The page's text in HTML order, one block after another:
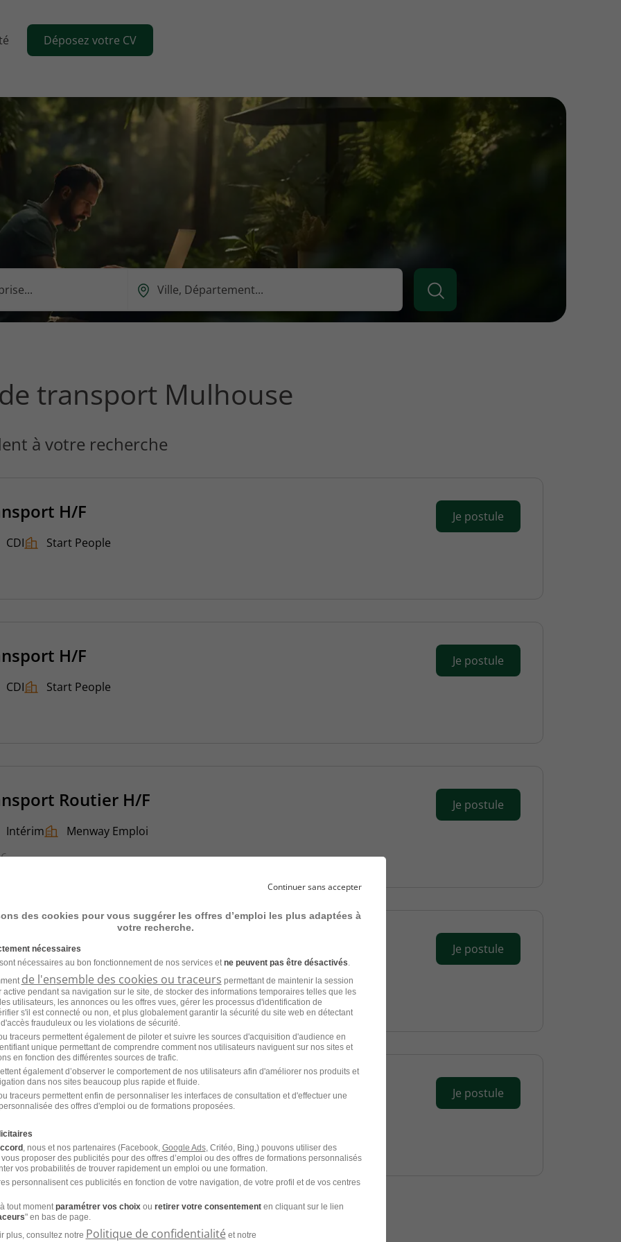
Déposez votre CV
Ou
ce
rechercher
?
transport Mulhouse
à votre recherche
H/F
CDI
Start People
Je postule
H/F
CDI
Start People
Je postule
Routier H/F
Intérim
Menway Emploi
Je postule
H/F
CDI
Manpower
Je postule
H/F
2025
Je postule
Continuer sans accepter
des cookies pour vous suggérer les offres d’emploi les plus adaptées à
votre recherche.
nécessaires
nécessaires au bon fonctionnement de nos services etne peuvent pas être désactivés.
de l'ensemble des cookies ou traceurs permettant de maintenir la session
active pendant sa navigation sur le site, de stocker des informations temporaires telles que les
utilisateurs, les annonces ou les offres vues, gérer les processus d'identification de
s'il est connecté ou non, et plus globalement garantir la sécurité du site web en détectant
d'accès frauduleux ou les violations de sécurité.
traceurs permettent également de piloter et suivre les sources d'acquisition d'audience en
unique permettant de comprendre comment nos utilisateurs naviguent sur nos sites et
en fonction des différentes sources de trafic.
également d’observer le comportement de nos utilisateurs afin d'améliorer nos produits et
dans nos sites beaucoup plus rapide et fluide.
traceurs permettent enfin de personnaliser les interfaces de consultation et d'effectuer une
des offres d'emploi ou de formations proposées.
, nous et nos partenaires (Facebook, Google Ads, Critéo, Bing,) pouvons utiliser des
proposer des publicités pour des offres d’emploi ou des offres de formations personnalisés
vos probabilités de trouver rapidement un emploi ou une formation.
personnalisent ces publicités en fonction de votre navigation, de votre profil et de vos centres
tout momentparamétrer vos choixou retirer votre consentementen cliquant sur le lien
" en bas de page.
plus, consultez notre Politique de confidentialité et notre